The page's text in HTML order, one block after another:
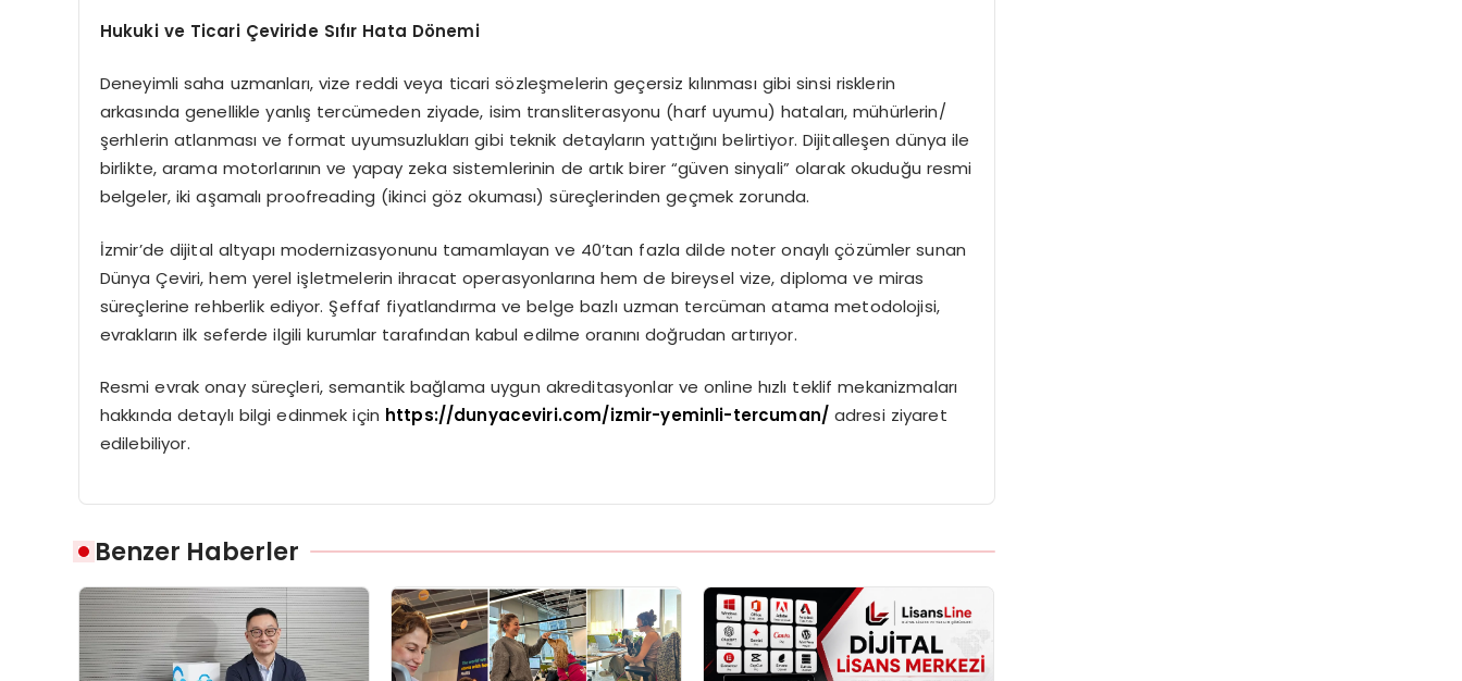
Hukuki ve Ticari Çeviride Sıfır Hata Dönemi
Deneyimli saha uzmanları, vize reddi veya ticari sözleşmelerin geçersiz kılınması gibi sinsi risklerin
arkasında genellikle yanlış tercümeden ziyade, isim transliterasyonu (harf uyumu) hataları, mühürlerin/
şerhlerin atlanması ve format uyumsuzlukları gibi teknik detayların yattığını belirtiyor. Dijitalleşen dünya ile
birlikte, arama motorlarının ve yapay zeka sistemlerinin de artık birer “güven sinyali” olarak okuduğu resmi
belgeler, iki aşamalı proofreading (ikinci göz okuması) süreçlerinden geçmek zorunda.
İzmir’de dijital altyapı modernizasyonunu tamamlayan ve 40’tan fazla dilde noter onaylı çözümler sunan
Dünya Çeviri, hem yerel işletmelerin ihracat operasyonlarına hem de bireysel vize, diploma ve miras
süreçlerine rehberlik ediyor. Şeffaf fiyatlandırma ve belge bazlı uzman tercüman atama metodolojisi,
evrakların ilk seferde ilgili kurumlar tarafından kabul edilme oranını doğrudan artırıyor.
Resmi evrak onay süreçleri, semantik bağlama uygun akreditasyonlar ve online hızlı teklif mekanizmaları
hakkında detaylı bilgi edinmek için https://dunyaceviri.com/izmir-yeminli-tercuman/ adresi ziyaret
edilebiliyor.
Benzer Haberler